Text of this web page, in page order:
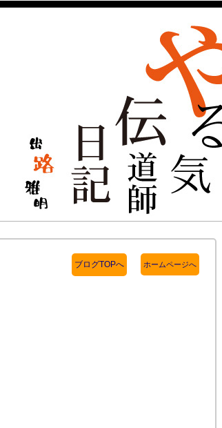
ブログTOPへ ホームページへ